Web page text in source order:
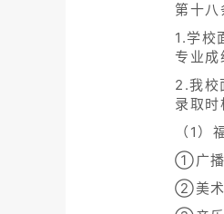
第十八
1.学校
专业成
2.我校
录取时
（1）
①广播
②美术